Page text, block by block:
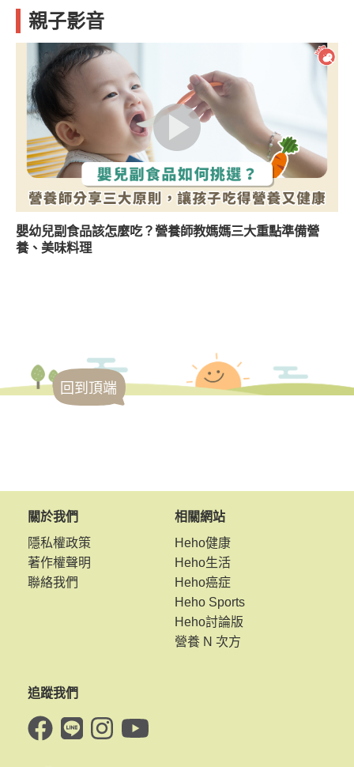
親子影音
嬰幼兒副食品該怎麼吃？營養師教媽媽三大重點準備營
養、美味料理
回到頂端
關於我們
隱私權政策
著作權聲明
聯絡我們
相關網站
Heho健康
Heho生活
Heho癌症
Heho Sports
Heho討論版
營養 N 次方
追蹤我們